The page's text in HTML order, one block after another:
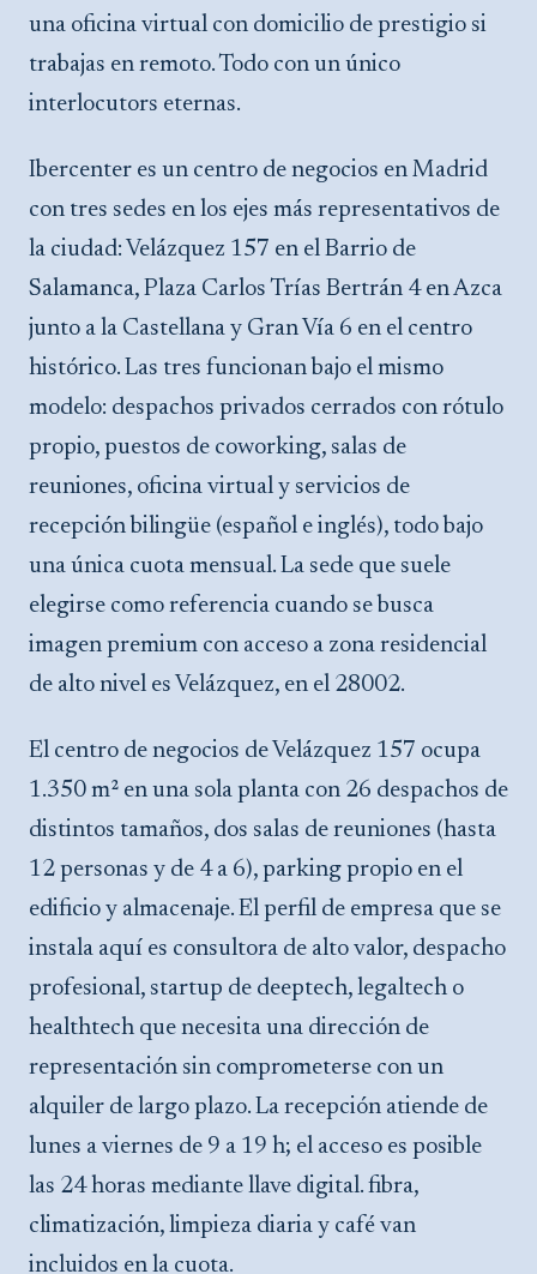
una oficina virtual con domicilio de prestigio si
trabajas en remoto. Todo con un único
interlocutors eternas.
Ibercenter es un centro de negocios en Madrid
con tres sedes en los ejes más representativos de
la ciudad: Velázquez 157 en el Barrio de
Salamanca, Plaza Carlos Trías Bertrán 4 en Azca
junto a la Castellana y Gran Vía 6 en el centro
histórico. Las tres funcionan bajo el mismo
modelo: despachos privados cerrados con rótulo
propio, puestos de coworking, salas de
reuniones, oficina virtual y servicios de
recepción bilingüe (español e inglés), todo bajo
una única cuota mensual. La sede que suele
elegirse como referencia cuando se busca
imagen premium con acceso a zona residencial
de alto nivel es Velázquez, en el 28002.
El centro de negocios de Velázquez 157 ocupa
1.350 m² en una sola planta con 26 despachos de
distintos tamaños, dos salas de reuniones (hasta
12 personas y de 4 a 6), parking propio en el
edificio y almacenaje. El perfil de empresa que se
instala aquí es consultora de alto valor, despacho
profesional, startup de deeptech, legaltech o
healthtech que necesita una dirección de
representación sin comprometerse con un
alquiler de largo plazo. La recepción atiende de
lunes a viernes de 9 a 19 h; el acceso es posible
las 24 horas mediante llave digital. fibra,
climatización, limpieza diaria y café van
incluidos en la cuota.